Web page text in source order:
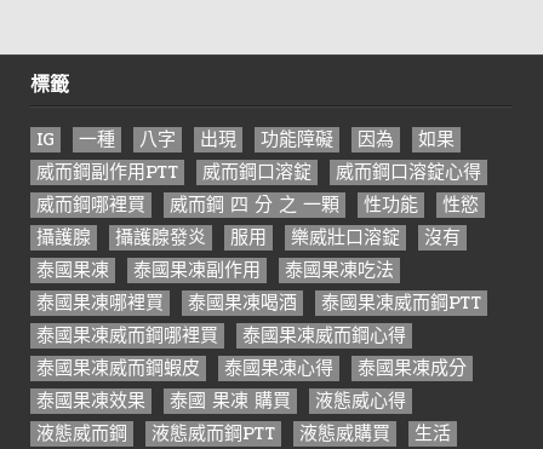
標籤
IG 一種 八字 出現 功能障礙 因為
如果
威而鋼副作用PTT
威而鋼口溶錠
威而鋼口溶錠心得
威而鋼哪裡買
威而鋼 四 分 之 一顆 性功能
性慾
攝護腺
攝護腺發炎 服用 樂威壯口溶錠
沒有
泰國果凍
泰國果凍副作用
泰國果凍吃法
泰國果凍哪裡買
泰國果凍喝酒
泰國果凍威而鋼PTT
泰國果凍威而鋼哪裡買
泰國果凍威而鋼心得
泰國果凍威而鋼蝦皮
泰國果凍心得
泰國果凍成分
泰國果凍效果
泰國 果凍 購買
液態威心得
液態威而鋼
液態威而鋼PTT 液態威購買
生活